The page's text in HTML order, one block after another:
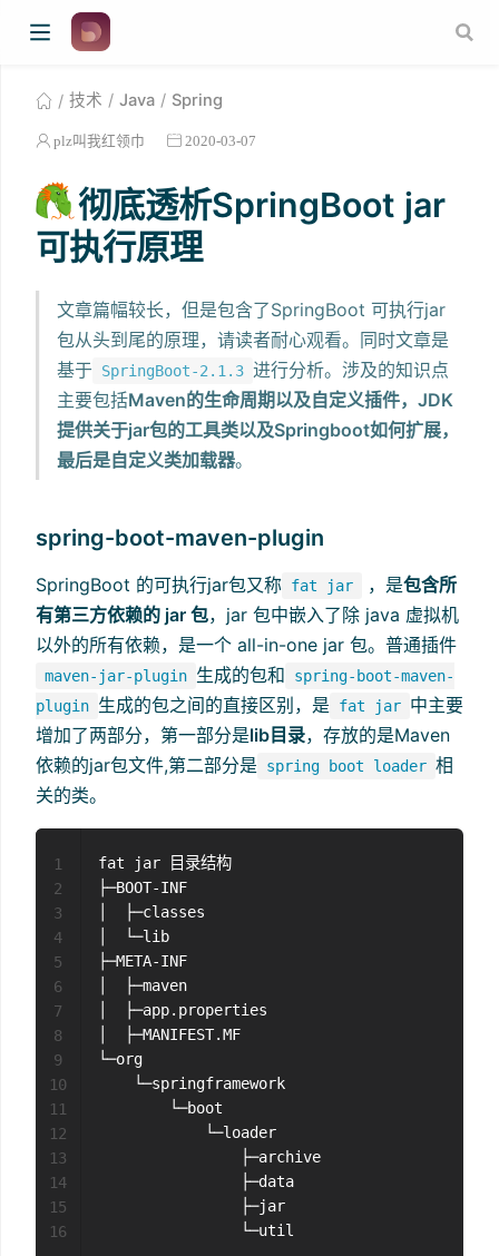
技术 Java Spring
plz叫我红领巾 2020-03-07
彻底透析SpringBoot jar
可执行原理
文章篇幅较长，但是包含了SpringBoot 可执行jar
包从头到尾的原理，请读者耐心观看。同时文章是
基于 SpringBoot-2.1.3 进行分析。涉及的知识点
主要包括Maven的生命周期以及自定义插件，JDK
提供关于jar包的工具类以及Springboot如何扩展，
最后是自定义类加载器。
spring-boot-maven-plugin
SpringBoot 的可执行jar包又称 fat jar ，是包含所
有第三方依赖的 jar 包，jar 包中嵌入了除 java 虚拟机
以外的所有依赖，是一个 all-in-one jar 包。普通插件
maven-jar-plugin 生成的包和
spring-boot-maven-
plugin 生成的包之间的直接区别，是 fat jar 中主要
增加了两部分，第一部分是lib目录，存放的是Maven
依赖的jar包文件,第二部分是
spring boot loader 相
关的类。
fat jar 目录结构
├─BOOT-INF
│  ├─classes
│  └─lib
├─META-INF
│  ├─maven
│  ├─app.properties
│  ├─MANIFEST.MF
└─org
    └─springframework
        └─boot
            └─loader
                ├─archive
                ├─data
                ├─jar
1
2
3
4
5
6
7
8
9
10
11
12
13
14
15
16